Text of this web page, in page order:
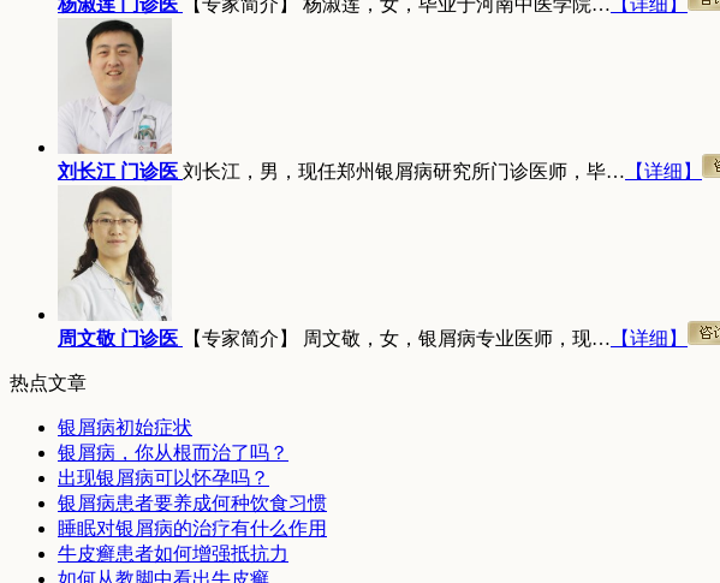
刘长江 门诊医 刘长江，男，现任郑州银屑病研究所门诊医师，毕… 【详细】
周文敬 门诊医 【专家简介】 周文敬，女，银屑病专业医师，现… 【详细】
热点文章
银屑病初始症状
银屑病，你从根而治了吗？
出现银屑病可以怀孕吗？
银屑病患者要养成何种饮食习惯
睡眠对银屑病的治疗有什么作用
牛皮癣患者如何增强抵抗力
如何从教脚中看出牛皮癣